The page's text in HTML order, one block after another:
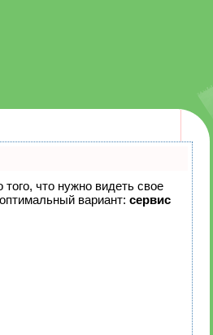
что нужно видеть свое
вариант: сервис